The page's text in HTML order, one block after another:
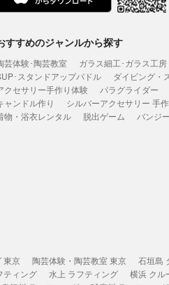
すすめのジャンルから探す
芸体験･陶芸教室 ガラス細工･ガラス工房
･スタンドアップパドル
ダイビング・
クセサリー手作り体験
パラグライダー
ャンドル作り
シルバーアクセサリー 手
物・浴衣レンタル
脱出ゲーム バンジ
東京 陶芸体験・陶芸教室 東京 石垣島
ティング 水上 ラフティング 横浜 クル